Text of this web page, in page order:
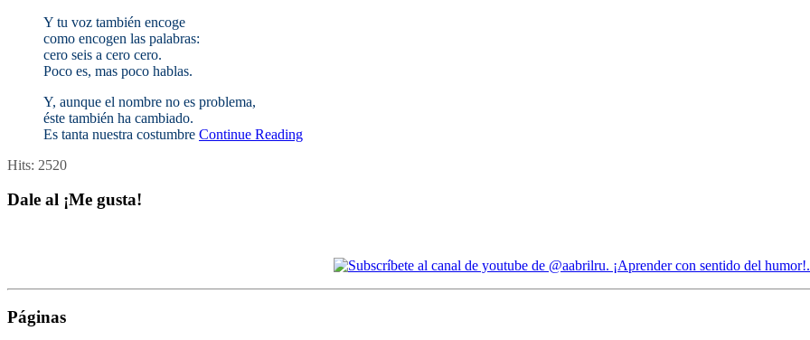
Y tu voz también encoge
como encogen las palabras:
cero seis a cero cero.
Poco es, mas poco hablas.
Y, aunque el nombre no es problema,
éste también ha cambiado.
Es tanta nuestra costumbre Continue Reading
Hits: 2520
Dale al ¡Me gusta!
Páginas